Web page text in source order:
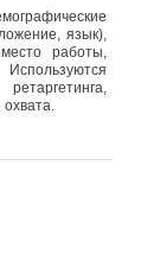
язык),
работы,